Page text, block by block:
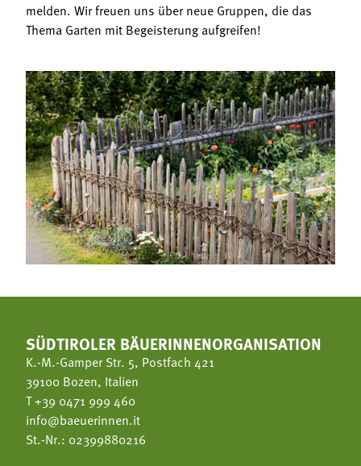
melden. Wir freuen uns über neue Gruppen, die das
Thema Garten mit Begeisterung aufgreifen!
SÜDTIROLER BÄUERINNENORGANISATION
K.-M.-Gamper Str. 5, Postfach 421
39100 Bozen, Italien
T+39 0471 999 460
info@baeuerinnen.it
St.-Nr.: 02399880216